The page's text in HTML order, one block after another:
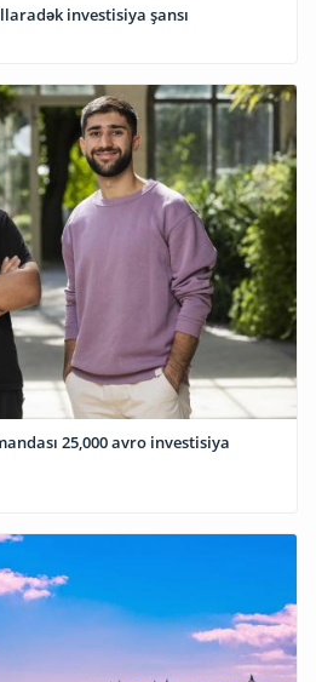
investisiya şansı
25,000 avro investisiya